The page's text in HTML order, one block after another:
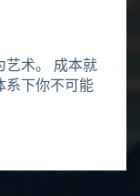
艺术。 成本就
系下你不可能